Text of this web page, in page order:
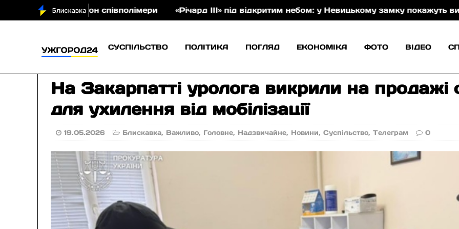
співполімери «Річард ІІІ» під відкритим небом: у Невицькому замку покажуть виставу
СУСПІЛЬСТВО ПОЛІТИКА ПОГЛЯД ЕКОНОМІКА ФОТО ВІДЕО
На Закарпатті уролога викрили на продажі
для ухилення від мобілізації
19.05.2026 Блискавка, Важливо, Головне, Надзвичайне, Новини,Суспільство,Телеграм 0